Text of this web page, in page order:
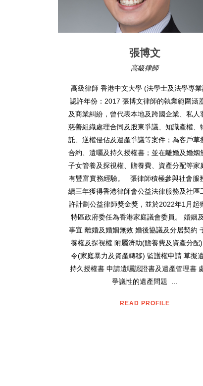
高級律師 香港中文大學 (法學士及法學專業證書)
認許年份：2017 張博文律師的執業範圍涵蓋民事
及商業糾紛，曾代表本地及跨國企業、私人客戶及
慈善組織處理合同及股東爭議、知識產權、物業信
託、逆權侵佔及遺產爭議等案件；為客戶草擬各類
合約、遺囑及持久授權書；並在離婚及婚姻無效、
子女管養及探視權、贍養費、資產分配等家庭事宜
有豐富實務經驗。 張律師積極參與社會服務，連
續三年獲得香港律師會公益法律服務及社區工作嘉
許計劃公益律師獎金獎，並於2022年1月起獲香港
特區政府委任為香港家庭議會委員。 婚姻及家庭
事宜 離婚及婚姻無效 婚後協議及分居契約 子女管
養權及探視權 附屬濟助(贍養費及資產分配) 禁制
令(家庭暴力及資產轉移) 監護權申請 草擬遺囑及
持久授權書 申請遺囑認證書及遺產管理書 處理具
爭議性的遺產問題 ...
READ PROFILE